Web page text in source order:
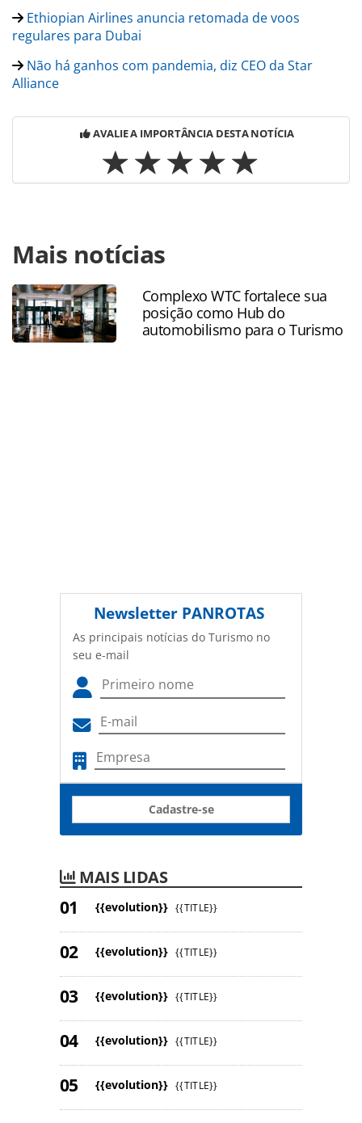
Ethiopian Airlines anuncia retomada de voos
regulares para Dubai
Não há ganhos com pandemia, diz CEO da Star
Alliance
AVALIE A IMPORTÂNCIA DESTA NOTÍCIA
https://www.panrotas.com.br/coronavirus/superando-o-
coronavirus/2020/07/podcasts-trazem-analises-sobre-o-
turismo-no-pos-pandemia_175000.html ou as ferramentas
oferecidas na página. Todo o conteúdo produzido pela
PANROTAS Editora é protegido pela legislação brasileira
sobre direito autoral. Não reproduza o conteúdo sem
Mais notícias
Complexo WTC fortalece sua
posição como Hub do
automobilismo para o Turismo
Newsletter PANROTAS
As principais notícias do Turismo no
seu e-mail
Cadastre-se
MAIS LIDAS
{{evolution}} {{TITLE}}
{{evolution}} {{TITLE}}
{{evolution}} {{TITLE}}
{{evolution}} {{TITLE}}
{{evolution}} {{TITLE}}